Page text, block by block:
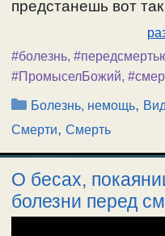
предстанешь вот
#болезнь,
#ПромыселБожий,
Рубрики
Болезнь, немощь,
Смерти, Смерть
О бесах,
болезни перед